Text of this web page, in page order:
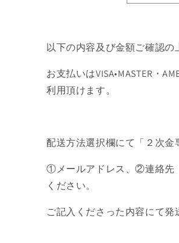
以下の内容及び金額ご確認の
お支払いはVISA•MASTER・
利用頂けます。
配送方法選択欄にて「２次金
①メールアドレス、②連絡
ください。
ご記入くださった内容にて発